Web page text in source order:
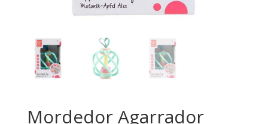
Mordedor Agarrador